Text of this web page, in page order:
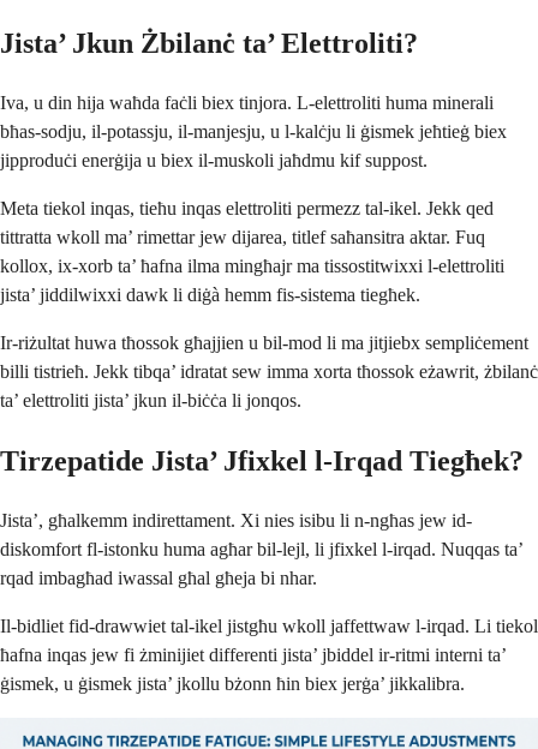
Jista’ Jkun Żbilanċ ta’ Elettroliti?
Iva, u din hija waħda faċli biex tinjora. L-elettroliti huma minerali
bħas-sodju, il-potassju, il-manjesju, u l-kalċju li ġismek jeħtieġ biex
jipproduċi enerġija u biex il-muskoli jaħdmu kif suppost.
Meta tiekol inqas, tieħu inqas elettroliti permezz tal-ikel. Jekk qed
tittratta wkoll ma’ rimettar jew dijarea, titlef saħansitra aktar. Fuq
kollox, ix-xorb ta’ ħafna ilma mingħajr ma tissostitwixxi l-elettroliti
jista’ jiddilwixxi dawk li diġà hemm fis-sistema tiegħek.
Ir-riżultat huwa tħossok għajjien u bil-mod li ma jitjiebx sempliċement
billi tistrieħ. Jekk tibqa’ idratat sew imma xorta tħossok eżawrit, żbilanċ
ta’ elettroliti jista’ jkun il-biċċa li jonqos.
Tirzepatide Jista’ Jfixkel l-Irqad Tiegħek?
Jista’, għalkemm indirettament. Xi nies isibu li n-ngħas jew id-
diskomfort fl-istonku huma agħar bil-lejl, li jfixkel l-irqad. Nuqqas ta’
rqad imbagħad iwassal għal għeja bi nhar.
Il-bidliet fid-drawwiet tal-ikel jistgħu wkoll jaffettwaw l-irqad. Li tiekol
ħafna inqas jew fi żminijiet differenti jista’ jbiddel ir-ritmi interni ta’
ġismek, u ġismek jista’ jkollu bżonn ħin biex jerġa’ jikkalibra.